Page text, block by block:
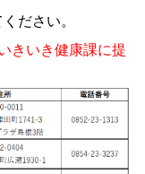
ださい。
きいき健康課に提